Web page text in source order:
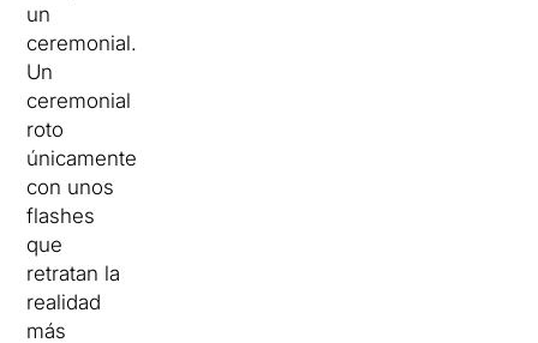
un
ceremonial.
Un
ceremonial
roto
únicamente
con unos
flashes
que
retratan la
realidad
más